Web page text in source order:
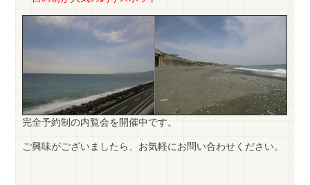
完全予約制の内覧会を開催中です。
ご興味がございましたら、お気軽にお問い合わせください。